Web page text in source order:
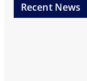
Recent News